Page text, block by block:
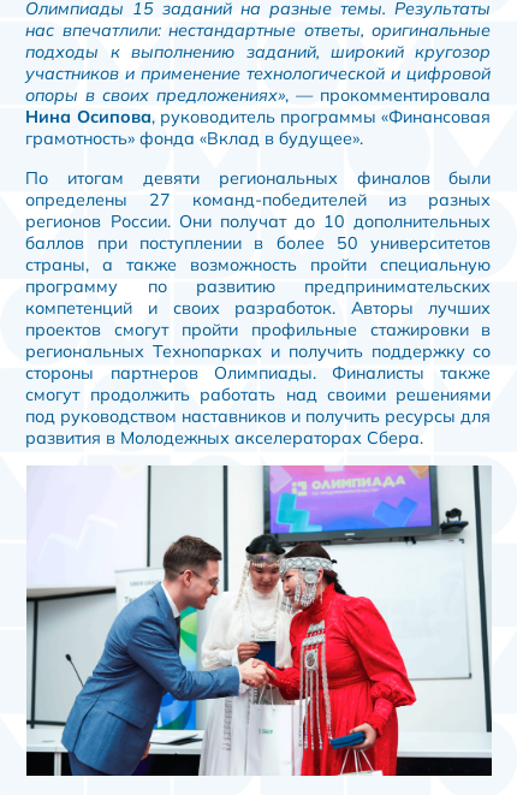
Олимпиады 15 заданий на разные темы. Результаты
нас впечатлили: нестандартные ответы, оригинальные
подходы к выполнению заданий, широкий кругозор
участников и применение технологической и цифровой
опоры в своих предложениях», — прокомментировала
Нина Осипова, руководитель программы «Финансовая
грамотность» фонда «Вклад в будущее».
По итогам девяти региональных финалов были
определены 27 команд-победителей из разных
регионов России. Они получат до 10 дополнительных
баллов при поступлении в более 50 университетов
страны, а также возможность пройти специальную
программу по развитию предпринимательских
компетенций и своих разработок. Авторы лучших
проектов смогут пройти профильные стажировки в
региональных Технопарках и получить поддержку со
стороны партнеров Олимпиады. Финалисты также
смогут продолжить работать над своими решениями
под руководством наставников и получить ресурсы для
развития в Молодежных акселераторах Сбера.